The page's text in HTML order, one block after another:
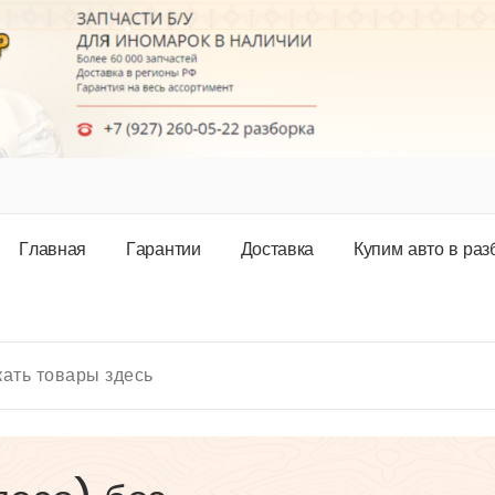
Главная Гарантии Доставка Купим авто в раз